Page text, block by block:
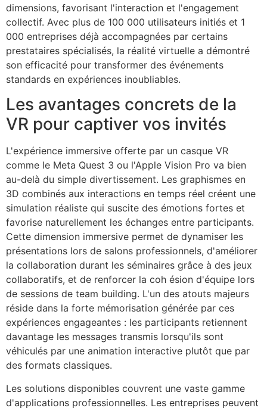
dimensions, favorisant l'interaction et l'engagement
collectif. Avec plus de 100 000 utilisateurs initiés et 1
000 entreprises déjà accompagnées par certains
prestataires spécialisés, la réalité virtuelle a démontré
son efficacité pour transformer des événements
standards en expériences inoubliables.
Les avantages concrets de la
VR pour captiver vos invités
L'expérience immersive offerte par un casque VR
comme le Meta Quest 3 ou l'Apple Vision Pro va bien
au-delà du simple divertissement. Les graphismes en
3D combinés aux interactions en temps réel créent une
simulation réaliste qui suscite des émotions fortes et
favorise naturellement les échanges entre participants.
Cette dimension immersive permet de dynamiser les
présentations lors de salons professionnels, d'améliorer
la collaboration durant les séminaires grâce à des jeux
collaboratifs, et de renforcer la coh ésion d'équipe lors
de sessions de team building. L'un des atouts majeurs
réside dans la forte mémorisation générée par ces
expériences engageantes : les participants retiennent
davantage les messages transmis lorsqu'ils sont
véhiculés par une animation interactive plutôt que par
des formats classiques.
Les solutions disponibles couvrent une vaste gamme
d'applications professionnelles. Les entreprises peuvent